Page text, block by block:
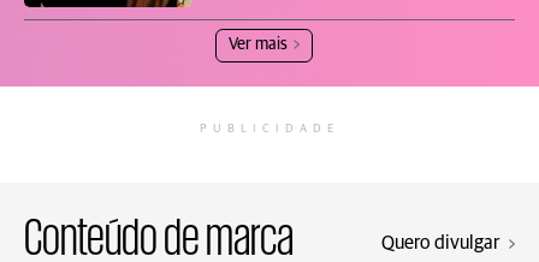
Ver mais
PUBLICIDADE
Conteúdo de marca Quero divulgar